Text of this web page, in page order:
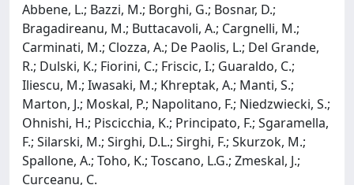
Abbene, L.; Bazzi, M.; Borghi, G.; Bosnar, D.;
Bragadireanu, M.; Buttacavoli, A.; Cargnelli, M.;
Carminati, M.; Clozza, A.; De Paolis, L.; Del Grande,
R.; Dulski, K.; Fiorini, C.; Friscic, I.; Guaraldo, C.;
Iliescu, M.; Iwasaki, M.; Khreptak, A.; Manti, S.;
Marton, J.; Moskal, P.; Napolitano, F.; Niedzwiecki, S.;
Ohnishi, H.; Piscicchia, K.; Principato, F.; Sgaramella,
F.; Silarski, M.; Sirghi, D.L.; Sirghi, F.; Skurzok, M.;
Spallone, A.; Toho, K.; Toscano, L.G.; Zmeskal, J.;
Curceanu, C.